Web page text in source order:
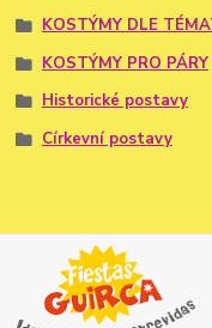
KOSTÝMY DLE
KOSTÝMY PRO PÁRY
Historické postavy
Církevní postavy